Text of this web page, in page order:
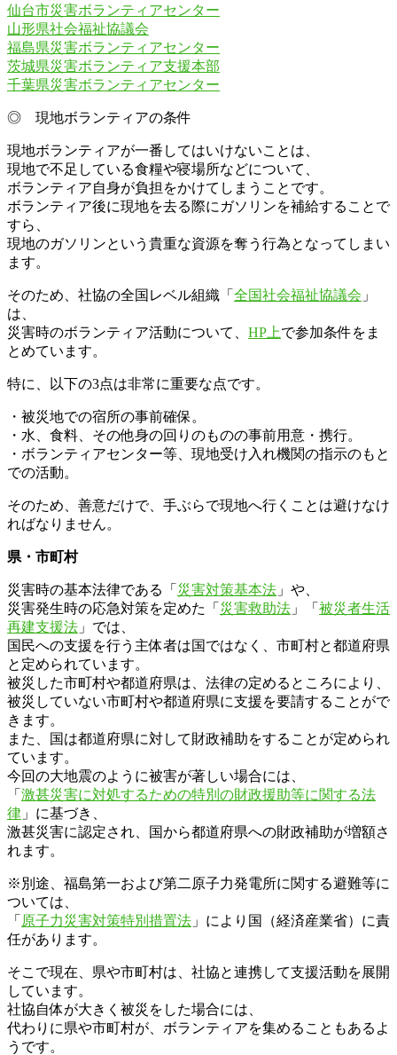
仙台市災害ボランティアセンター
山形県社会福祉協議会
福島県災害ボランティアセンター
茨城県災害ボランティア支援本部
千葉県災害ボランティアセンター
◎ 現地ボランティアの条件
現地ボランティアが一番してはいけないことは、
現地で不足している食糧や寝場所などについて、
ボランティア自身が負担をかけてしまうことです。
ボランティア後に現地を去る際にガソリンを補給することで
すら、
現地のガソリンという貴重な資源を奪う行為となってしまい
ます。
そのため、社協の全国レベル組織「 全国社会福祉協議会 」
は、
災害時のボランティア活動について、 HP上で参加条件をま
とめています。
特に、以下の3点は非常に重要な点です。
・被災地での宿所の事前確保。
・水、食料、その他身の回りのものの事前用意・携行。
・ボランティアセンター等、現地受け入れ機関の指示のもと
での活動。
そのため、善意だけで、手ぶらで現地へ行くことは避けなけ
ればなりません。
県・市町村
災害時の基本法律である「 災害対策基本法 」や、
災害発生時の応急対策を定めた「 災害救助法 」「 被災者生活
再建支援法 」では、
国民への支援を行う主体者は国ではなく、市町村と都道府県
と定められています。
被災した市町村や都道府県は、法律の定めるところにより、
被災していない市町村や都道府県に支援を要請することがで
きます。
また、国は都道府県に対して財政補助をすることが定められ
ています。
今回の大地震のように被害が著しい場合には、
「 激甚災害に対処するための特別の財政援助等に関する法
律 」に基づき、
激甚災害に認定され、国から都道府県への財政補助が増額さ
れます。
※別途、福島第一および第二原子力発電所に関する避難等に
ついては、
「 原子力災害対策特別措置法 」により国（経済産業省）に責
任があります。
そこで現在、県や市町村は、社協と連携して支援活動を展開
しています。
社協自体が大きく被災をした場合には、
代わりに県や市町村が、ボランティアを集めることもあるよ
うです。